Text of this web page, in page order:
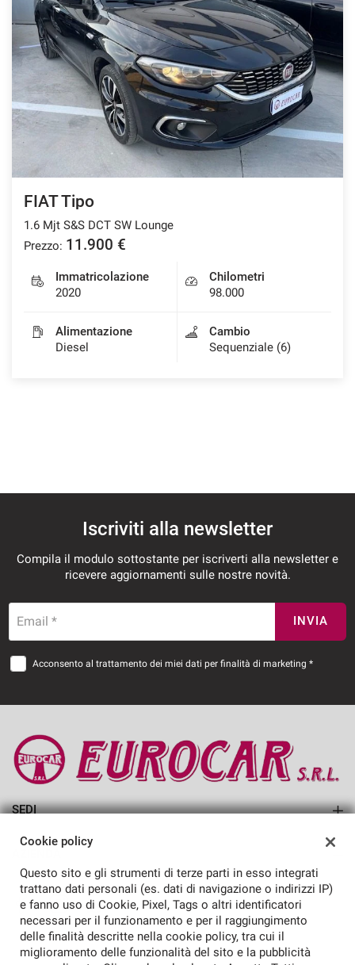
FIAT Tipo
1.6 Mjt S&S DCT SW Lounge
Prezzo: 11.900 €
Immatricolazione
2020
Chilometri
98.000
Alimentazione
Diesel
Cambio
Sequenziale (6)
Iscriviti alla newsletter
Compila il modulo sottostante per iscriverti alla newsletter e
ricevere aggiornamenti sulle nostre novità.
Email * INVIA
Acconsento al trattamento dei miei dati per finalità di marketing *
SEDI
EUROCAR SRL
Azienda
Cookie policy
Questo sito e gli strumenti di terze parti in esso integrati
trattano dati personali (es. dati di navigazione o indirizzi IP)
e fanno uso di Cookie, Pixel, Tags o altri identificatori
necessari per il funzionamento e per il raggiungimento
delle finalità descritte nella cookie policy, tra cui il
miglioramento delle funzionalità del sito e la pubblicità